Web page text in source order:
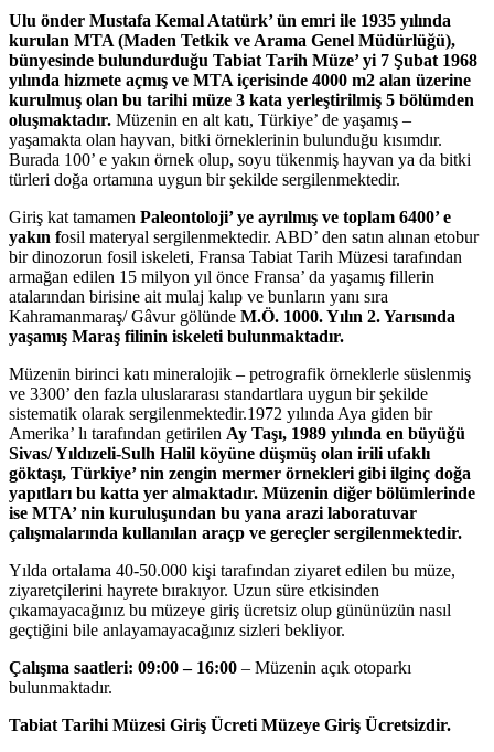
Ulu önder Mustafa Kemal Atatürk’ ün emri ile 1935 yılında
kurulan MTA (Maden Tetkik ve Arama Genel Müdürlüğü),
bünyesinde bulundurduğu Tabiat Tarih Müze’ yi 7 Şubat 1968
yılında hizmete açmış ve MTA içerisinde 4000 m2 alan üzerine
kurulmuş olan bu tarihi müze 3 kata yerleştirilmiş 5 bölümden
oluşmaktadır. Müzenin en alt katı, Türkiye’ de yaşamış –
yaşamakta olan hayvan, bitki örneklerinin bulunduğu kısımdır.
Burada 100’ e yakın örnek olup, soyu tükenmiş hayvan ya da bitki
türleri doğa ortamına uygun bir şekilde sergilenmektedir.
Giriş kat tamamen Paleontoloji’ ye ayrılmış ve toplam 6400’ e
yakın fosil materyal sergilenmektedir. ABD’ den satın alınan etobur
bir dinozorun fosil iskeleti, Fransa Tabiat Tarih Müzesi tarafından
armağan edilen 15 milyon yıl önce Fransa’ da yaşamış fillerin
atalarından birisine ait mulaj kalıp ve bunların yanı sıra
Kahramanmaraş/ Gâvur gölünde M.Ö. 1000. Yılın 2. Yarısında
yaşamış Maraş filinin iskeleti bulunmaktadır.
Müzenin birinci katı mineralojik – petrografik örneklerle süslenmiş
ve 3300’ den fazla uluslararası standartlara uygun bir şekilde
sistematik olarak sergilenmektedir.1972 yılında Aya giden bir
Amerika’ lı tarafından getirilen Ay Taşı, 1989 yılında en büyüğü
Sivas/ Yıldızeli-Sulh Halil köyüne düşmüş olan irili ufaklı
göktaşı, Türkiye’ nin zengin mermer örnekleri gibi ilginç doğa
yapıtları bu katta yer almaktadır. Müzenin diğer bölümlerinde
ise MTA’ nin kuruluşundan bu yana arazi laboratuvar
çalışmalarında kullanılan araçp ve gereçler sergilenmektedir.
Yılda ortalama 40-50.000 kişi tarafından ziyaret edilen bu müze,
ziyaretçilerini hayrete bırakıyor. Uzun süre etkisinden
çıkamayacağınız bu müzeye giriş ücretsiz olup gününüzün nasıl
geçtiğini bile anlayamayacağınız sizleri bekliyor.
Çalışma saatleri: 09:00 – 16:00 – Müzenin açık otoparkı
bulunmaktadır.
Tabiat Tarihi Müzesi Giriş Ücreti Müzeye Giriş Ücretsizdir.